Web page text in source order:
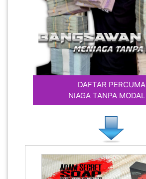
DAFTAR PERCUMA
NIAGA TANPA MODAL
LABUAN(2)
MALAYSIA(82)
BRUNEI(0)